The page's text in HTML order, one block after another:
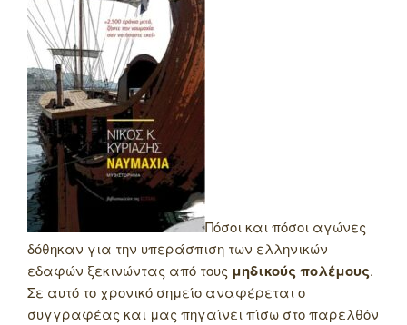
Πόσοι και πόσοι αγώνες
δόθηκαν για την υπεράσπιση των ελληνικών
εδαφών ξεκινώντας από τους μηδικούς πολέμους.
Σε αυτό το χρονικό σημείο αναφέρεται ο
συγγραφέας και μας πηγαίνει πίσω στο παρελθόν